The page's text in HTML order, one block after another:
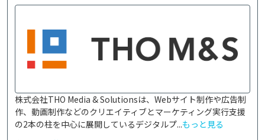
株式会社THO Media & Solutionsは、Webサイト制作や広告制
作、動画制作などのクリエイティブとマーケティング実行支援
の2本の柱を中心に展開しているデジタルプ...もっと見る